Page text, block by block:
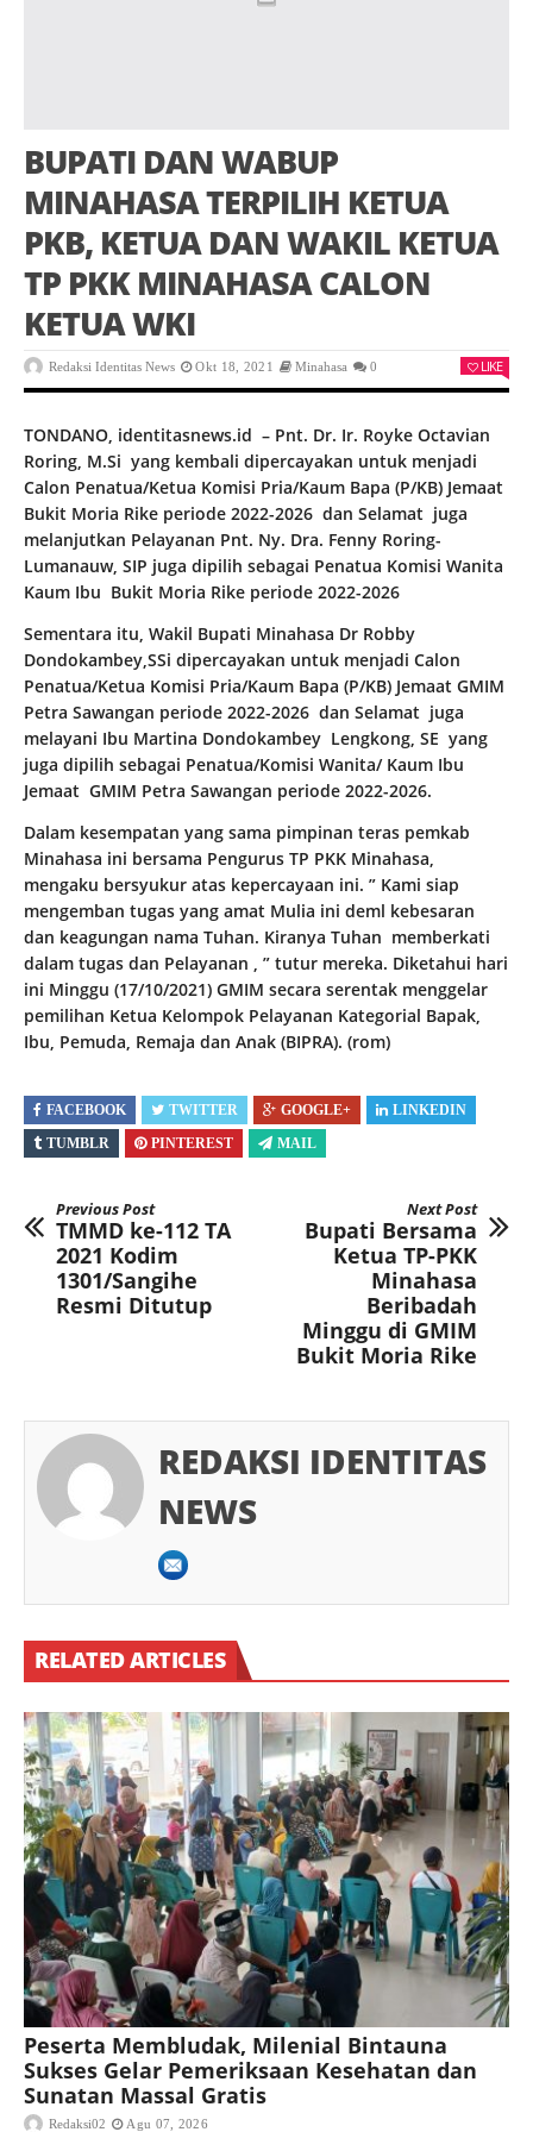
BUPATI DAN WABUP
MINAHASA TERPILIH KETUA
PKB, KETUA DAN WAKIL KETUA
TP PKK MINAHASA CALON
KETUA WKI
Redaksi Identitas News Okt 18, 2021 Minahasa 0 LIKE
TONDANO, identitasnews.id – Pnt. Dr. Ir. Royke Octavian
Roring, M.Si yang kembali dipercayakan untuk menjadi
Calon Penatua/Ketua Komisi Pria/Kaum Bapa (P/KB) Jemaat
Bukit Moria Rike periode 2022-2026 dan Selamat juga
melanjutkan Pelayanan Pnt. Ny. Dra. Fenny Roring-
Lumanauw, SIP juga dipilih sebagai Penatua Komisi Wanita
Kaum Ibu Bukit Moria Rike periode 2022-2026
Sementara itu, Wakil Bupati Minahasa Dr Robby
Dondokambey,SSi dipercayakan untuk menjadi Calon
Penatua/Ketua Komisi Pria/Kaum Bapa (P/KB) Jemaat GMIM
Petra Sawangan periode 2022-2026 dan Selamat juga
melayani Ibu Martina Dondokambey Lengkong, SE yang
juga dipilih sebagai Penatua/Komisi Wanita/ Kaum Ibu
Jemaat GMIM Petra Sawangan periode 2022-2026.
Dalam kesempatan yang sama pimpinan teras pemkab
Minahasa ini bersama Pengurus TP PKK Minahasa,
mengaku bersyukur atas kepercayaan ini. ” Kami siap
mengemban tugas yang amat Mulia ini deml kebesaran
dan keagungan nama Tuhan. Kiranya Tuhan memberkati
dalam tugas dan Pelayanan , ” tutur mereka. Diketahui hari
ini Minggu (17/10/2021) GMIM secara serentak menggelar
pemilihan Ketua Kelompok Pelayanan Kategorial Bapak,
Ibu, Pemuda, Remaja dan Anak (BIPRA). (rom)
FACEBOOK TWITTER GOOGLE+
LINKEDIN
TUMBLR
PINTEREST MAIL
Previous Post
TMMD ke-112 TA
2021 Kodim
1301/Sangihe
Resmi Ditutup
Next Post
Bupati Bersama
Ketua TP-PKK
Minahasa
Beribadah
Minggu di GMIM
Bukit Moria Rike
REDAKSI IDENTITAS
NEWS
RELATED ARTICLES
Peserta Membludak, Milenial Bintauna
Sukses Gelar Pemeriksaan Kesehatan dan
Sunatan Massal Gratis
Redaksi02 Agu 07, 2026